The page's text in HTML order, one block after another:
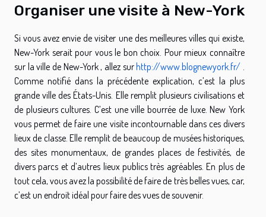
Organiser une visite à New-York
Si vous avez envie de visiter une des meilleures villes qui existe,
New-York serait pour vous le bon choix. Pour mieux connaître
sur la ville de New-York , allez sur http://www.blognewyork.fr/ .
Comme notifié dans la précédente explication, c’est la plus
grande ville des États-Unis. Elle remplit plusieurs civilisations et
de plusieurs cultures. C’est une ville bourrée de luxe. New York
vous permet de faire une visite incontournable dans ces divers
lieux de classe. Elle remplit de beaucoup de musées historiques,
des sites monumentaux, de grandes places de festivités, de
divers parcs et d’autres lieux publics très agréables. En plus de
tout cela, vous avez la possibilité de faire de très belles vues, car,
c’est un endroit idéal pour faire des vues de souvenir.